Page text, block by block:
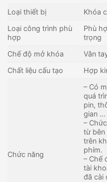
Loại thiết bị
Khóa
Loại công trình phù
hợp
Phù
trọng
Chế độ mở khóa
Vân
Chất liệu cấu tạo
Hợp
Chức năng
– Có
quá
pin,
gian …
–
từ bên
trên
phím.
– Chế
tài
đã cài